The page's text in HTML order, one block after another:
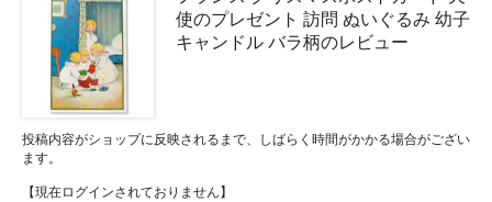
使のプレゼント 訪問 ぬいぐるみ 幼子
キャンドル バラ柄のレビュー
投稿内容がショップに反映されるまで、しばらく時間がかかる場合がござい
ます。
【現在ログインされておりません】